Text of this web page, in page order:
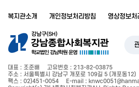
복지관소개 개인정보처리방침 영상정보처
대표 : 조준배
고유번호 : 213-82-03875
주소 : 서울특별시 강남구 개포로 109길 5 (개포동12)
팩스 : 02)451-0054
E-mail :